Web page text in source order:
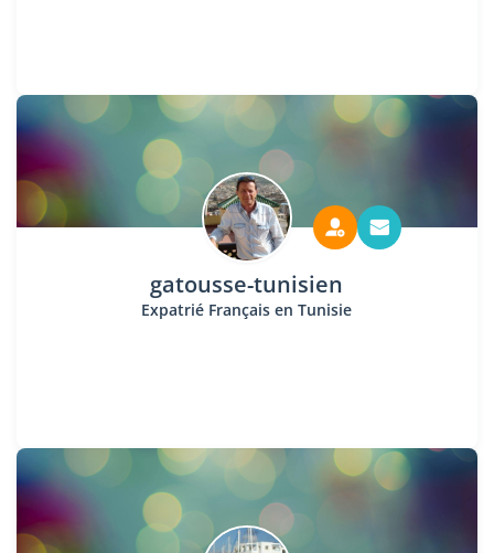
gatousse-tunisien
Expatrié Français en Tunisie